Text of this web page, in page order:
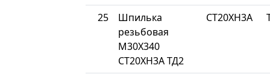
25
Шпилька
резьбовая
М30Х340
СТ20ХН3А ТД2
СТ20ХН3А